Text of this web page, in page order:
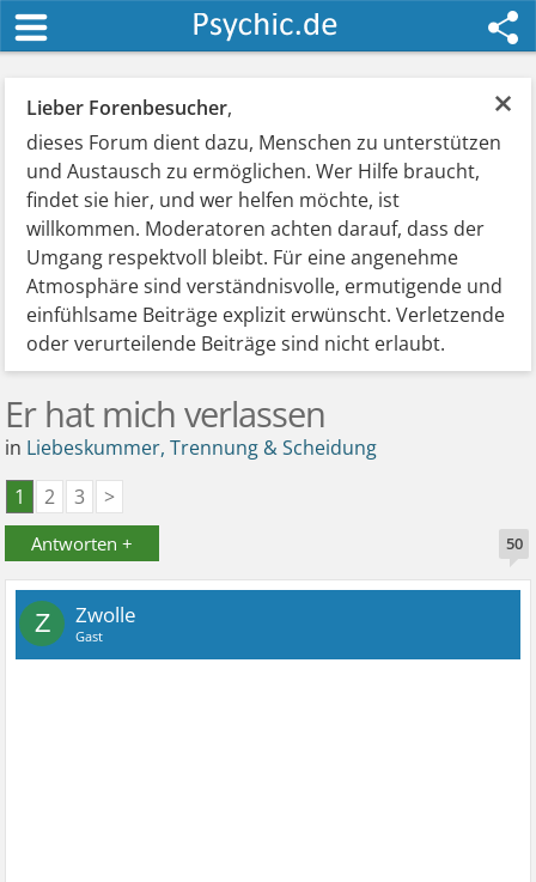
×
Lieber Forenbesucher,
dieses Forum dient dazu, Menschen zu unterstützen
und Austausch zu ermöglichen. Wer Hilfe braucht,
findet sie hier, und wer helfen möchte, ist
willkommen. Moderatoren achten darauf, dass der
Umgang respektvoll bleibt. Für eine angenehme
Atmosphäre sind verständnisvolle, ermutigende und
einfühlsame Beiträge explizit erwünscht. Verletzende
oder verurteilende Beiträge sind nicht erlaubt.
Er hat mich verlassen
in Liebeskummer, Trennung & Scheidung
1
2 3 >
Antworten + 50
Z Zwolle
Gast